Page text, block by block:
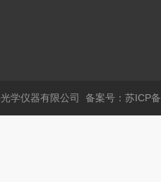
学仪器有限公司 备案号：苏ICP